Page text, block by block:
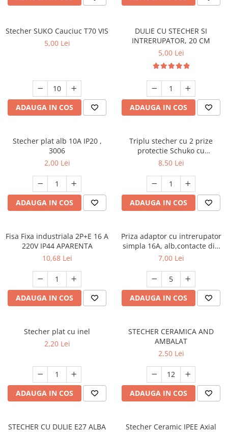
Spoturi led pe sina
Multimetru Digital
Prize
Întrerupătoare/Comutatoare
Ştechere/Stecher adaptor
Ţeavă PVC
Stecher SUKO Cauciuc T70 VIS
5,00 Lei
ADAUGA IN COS
DULIE CU STECHER SI
INTRERUPATOR, 20 CM
5,00 Lei
ADAUGA IN COS
Stecher plat alb 10A IP20 ,
3006
2,00 Lei
ADAUGA IN COS
Triplu stecher cu 2 prize
protectie Schuko cu
întrerupator si împământarea
8,50 Lei
ADAUGA IN COS
Fisa Fixa industriala 2P+E 16 A
220V IP44 APARENTA
10,68 Lei
ADAUGA IN COS
Priza adaptor cu intrerupator
simpla 16A, alb,contacte din
cupru
7,00 Lei
ADAUGA IN COS
Stecher plat cu inel
2,20 Lei
ADAUGA IN COS
STECHER CERAMICA AND
AMBALAT
2,50 Lei
ADAUGA IN COS
STECHER CU DULIE E27 ALBA
Stecher Ceramic IPEE Axial